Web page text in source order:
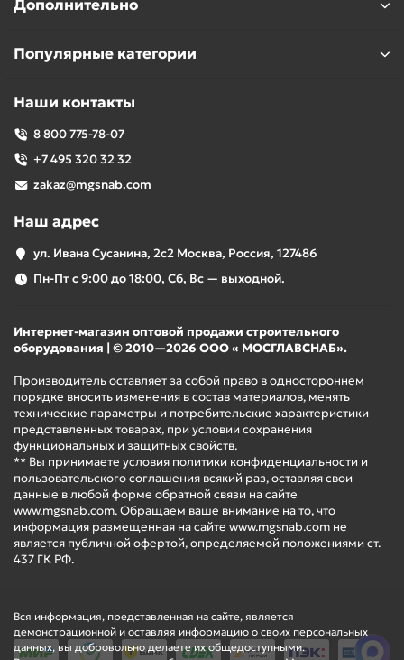
Вся информация, представленная на сайте, является
демонстрационной и оставляя информацию о своих персональных
данных, вы добровольно делаете их общедоступными.
Дополнительно
Популярные категории
Наши контакты
8 800 775-78-07
+7 495 320 32 32
zakaz@mgsnab.com
Наш адрес
ул. Ивана Сусанина, 2с2 Москва, Россия, 127486
Пн-Пт с 9:00 до 18:00, Сб, Вс — выходной.
Интернет-магазин оптовой продажи строительного
оборудования | © 2010—2026 ООО « МОСГЛАВСНАБ».
Производитель оставляет за собой право в одностороннем
порядке вносить изменения в состав материалов, менять
технические параметры и потребительские характеристики
представленных товарах, при условии сохранения
функциональных и защитных свойств.
** Вы принимаете условия политики конфиденциальности и
пользовательского соглашения всякий раз, оставляя свои
данные в любой форме обратной связи на сайте
www.mgsnab.com. Обращаем ваше внимание на то, что
информация размещенная на сайте www.mgsnab.com не
является публичной офертой, определяемой положениями ст.
437 ГК РФ.